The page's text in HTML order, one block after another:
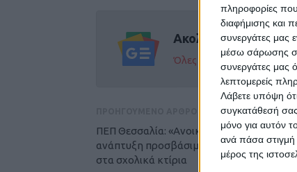
πληροφορίες που
διαφήμισης και
συνεργάτες μας
μέσω σάρωσης
συνεργάτες μας
λεπτομερείς
Λάβετε υπόψη
συγκατάθεσή
μόνο για αυτόν
ανά πάσα στιγμή
μέρος της
Ακολούθησε την
Όλες οι εξελίξεις στην
ΠΕΠ Θεσσαλία: «Ανοικτή» η πρόσκληση
ανάπτυξη προσβάσιμων υποδομών για
στα σχολικά κτίρια